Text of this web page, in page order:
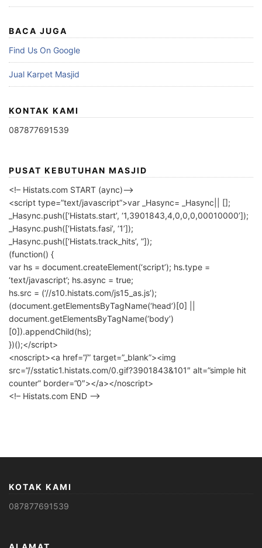
BACA JUGA
Find Us On Google
Jual Karpet Masjid
KONTAK KAMI
087877691539
PUSAT KEBUTUHAN MASJID
<!– Histats.com START (aync)–>
<script type=”text/javascript”>var _Hasync= _Hasync|| [];
_Hasync.push([‘Histats.start’, ‘1,3901843,4,0,0,0,00010000’]);
_Hasync.push([‘Histats.fasi’, ‘1’]);
_Hasync.push([‘Histats.track_hits’, ”]);
(function() {
var hs = document.createElement(‘script’); hs.type =
‘text/javascript’; hs.async = true;
hs.src = (‘//s10.histats.com/js15_as.js’);
(document.getElementsByTagName(‘head’)[0] ||
document.getElementsByTagName(‘body’)
[0]).appendChild(hs);
})();</script>
<noscript><a href=”/” target=”_blank”><img
src=”//sstatic1.histats.com/0.gif?3901843&101″ alt=”simple hit
counter” border=”0″></a></noscript>
<!– Histats.com END –>
KOTAK KAMI
087877691539